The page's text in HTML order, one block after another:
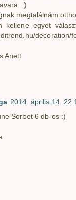
:)
megtalálnám
kellene egyet
decoration/
Anett
2014. április 14.
Sorbet 6 db-os :)